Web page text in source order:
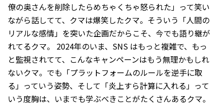
僚の奥さんを削除したらめちゃくちゃ怒られた」って笑い
ながら話してて、クマは爆笑したクマ。そういう「人間の
リアルな感情」を突いた企画だからこそ、今でも語り継が
れてるクマ。 2024年のいま、SNS はもっと複雑で、もっ
と監視されてて、こんなキャンペーンはもう無理かもしれ
ないクマ。でも「プラットフォームのルールを逆手に取
る」っていう姿勢、そして「炎上すら計算に入れる」って
いう度胸は、いまでも学ぶべきことがたくさんあるクマ。